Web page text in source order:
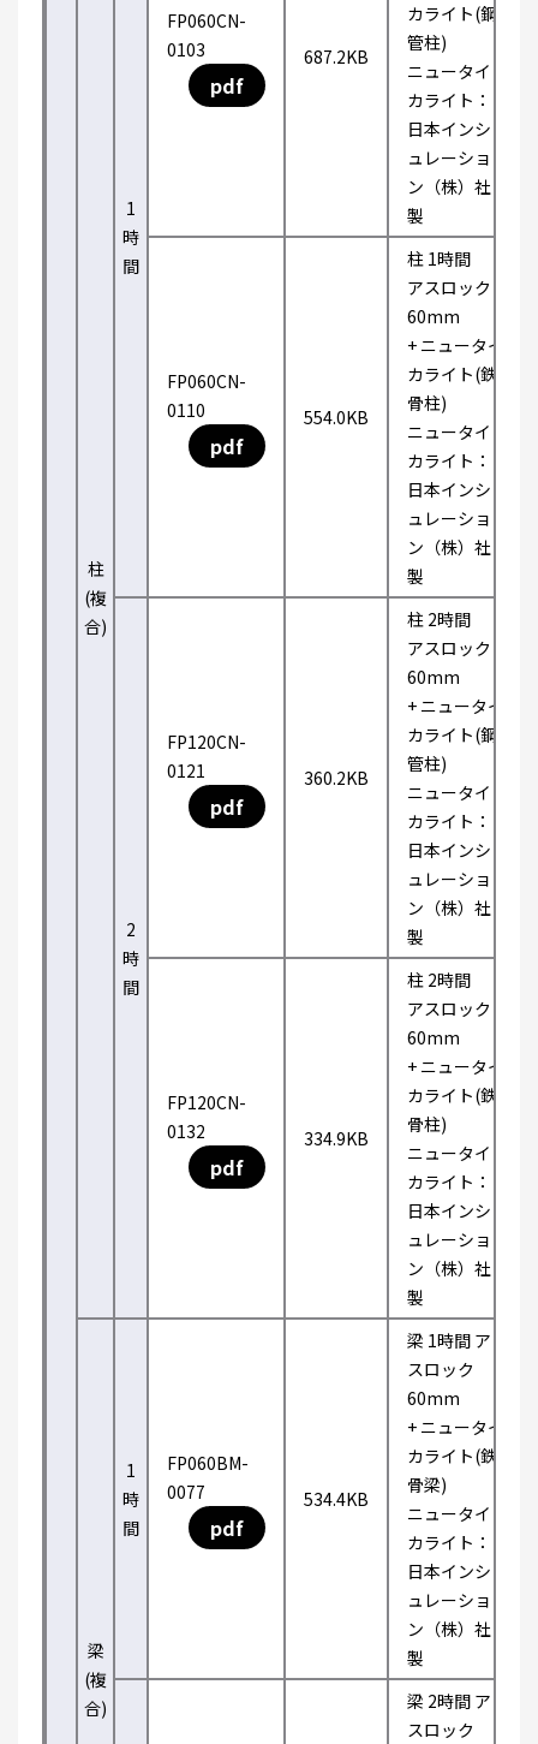
柱
(複
合)
1
時
間
FP060CN-
0103
pdf
687.2KB
カライト(鋼
管柱)
ニュータイ
カライト：
日本インシ
ュレーショ
ン（株）社
製
FP060CN-
0110
pdf
554.0KB
柱 1時間
アスロック
60mm
+ ニュータイ
カライト(鉄
骨柱)
ニュータイ
カライト：
日本インシ
ュレーショ
ン（株）社
製
2
時
間
FP120CN-
0121
pdf
360.2KB
柱 2時間
アスロック
60mm
+ ニュータイ
カライト(鋼
管柱)
ニュータイ
カライト：
日本インシ
ュレーショ
ン（株）社
製
FP120CN-
0132
pdf
334.9KB
柱 2時間
アスロック
60mm
+ ニュータイ
カライト(鉄
骨柱)
ニュータイ
カライト：
日本インシ
ュレーショ
ン（株）社
製
梁
(複
合)
1
時
間
FP060BM-
0077
pdf
534.4KB
梁 1時間 ア
スロック
60mm
+ ニュータイ
カライト(鉄
骨梁)
ニュータイ
カライト：
日本インシ
ュレーショ
ン（株）社
製
梁 2時間 ア
スロック